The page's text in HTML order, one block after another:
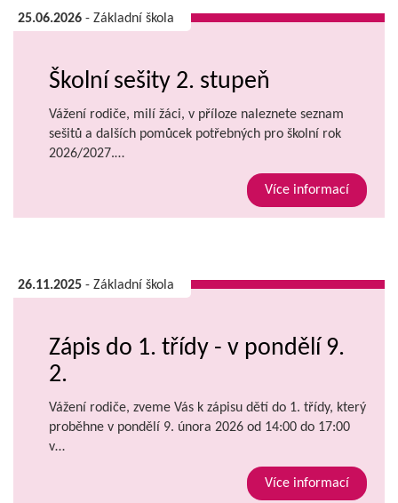
25.06.2026 - Základní škola
Školní sešity 2. stupeň
Vážení rodiče, milí žáci, v příloze naleznete seznam
sešitů a dalších pomůcek potřebných pro školní rok
2026/2027.…
Více informací
26.11.2025 - Základní škola
Zápis do 1. třídy - v pondělí 9.
2.
Vážení rodiče, zveme Vás k zápisu dětí do 1. třídy, který
proběhne v pondělí 9. února 2026 od 14:00 do 17:00
v…
Více informací